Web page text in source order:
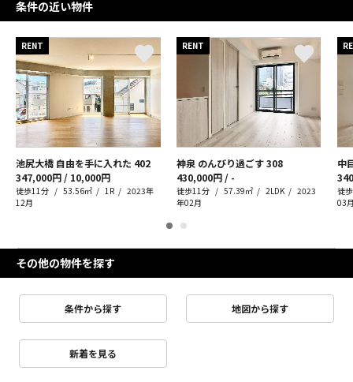
条件の近い物件
RENT
池尻大橋 自由を手に入れた 402
347,000円 / 10,000円
徒歩11分 53.56㎡ 1R
2023年
12月
RENT
神泉 のんびり過ごす308
430,000円 / -
徒歩11分 57.39㎡ 2LDK
2023
年02月
中
徒
03
その他の物件を探す
条件から探す 地図から探す
新着を見る